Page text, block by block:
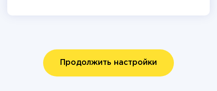
Продолжить настройки